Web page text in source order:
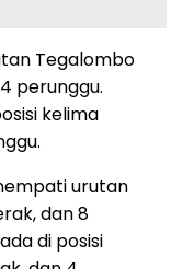
Tegalombo
perunggu.
kelima
urutan
dan 8
di posisi